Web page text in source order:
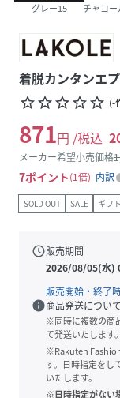
グレー15 チャコー
着脱カンタンエ
star_borderstar_borderstar_borderstar_borderstar_border (-
871円 /税込
メーカー希望小売価格
7ポイント 1倍 内訳
SOLD OUT SALE ギフ
schedule販売期間
2026/08/05(水)
販売開始・終了
info商品発送につい
※同時に複数の商
て発送いたします。
※Rakuten
す。日時指定をし
いたします。
※日時指定がない